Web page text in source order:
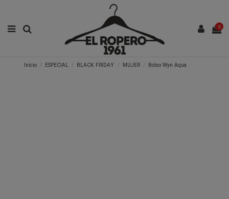
0
Inicio ESPECIAL BLACK FRIDAY MUJER Bolso Wyn Aqua